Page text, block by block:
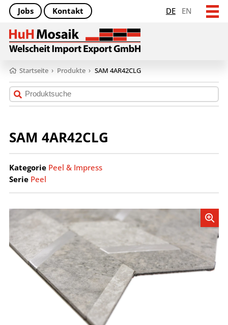
DE EN
Jobs Kontakt
Startseite › Produkte › SAM 4AR42CLG
SAM 4AR42CLG
Kategorie Peel & Impress
Serie Peel